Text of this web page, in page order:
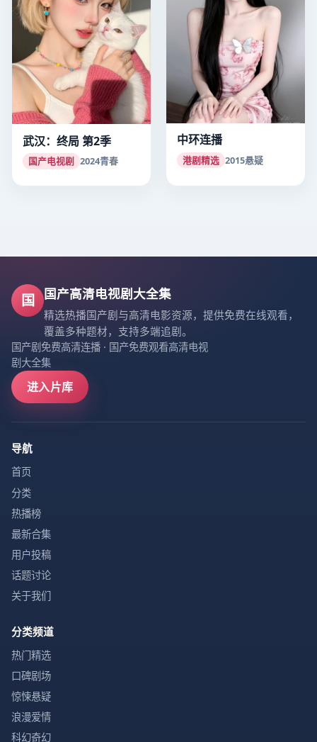
武汉：终局 第2季
国产电视剧 2024青春
中环连播
港剧精选 2015悬疑
国 国产高清电视剧大全集
精选热播国产剧与高清电影资源，提供免费在线观看，
覆盖多种题材，支持多端追剧。
国产剧免费高清连播 · 国产免费观看高清电视
剧大全集
进入片库
导航
首页
分类
热播榜
最新合集
用户投稿
话题讨论
关于我们
分类频道
热门精选
口碑剧场
惊悚悬疑
浪漫爱情
科幻奇幻